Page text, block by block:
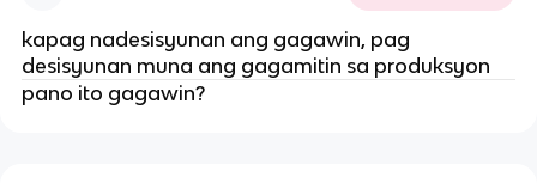
kapag nadesisyunan ang gagawin, pag
desisyunan muna ang gagamitin sa produksyon
pano ito gagawin?